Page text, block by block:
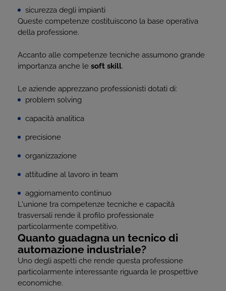
sicurezza degli impianti
Queste competenze costituiscono la base operativa
della professione.
Accanto alle competenze tecniche assumono grande
importanza anche le soft skill.
Le aziende apprezzano professionisti dotati di:
problem solving
capacità analitica
precisione
organizzazione
attitudine al lavoro in team
aggiornamento continuo
L'unione tra competenze tecniche e capacità
trasversali rende il profilo professionale
particolarmente competitivo.
Quanto guadagna un tecnico di
automazione industriale?
Uno degli aspetti che rende questa professione
particolarmente interessante riguarda le prospettive
economiche.